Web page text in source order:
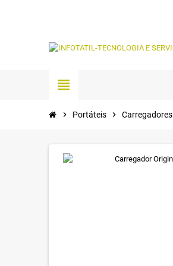
view_headline
chevron_right Portáteis chevron_right Carregadores